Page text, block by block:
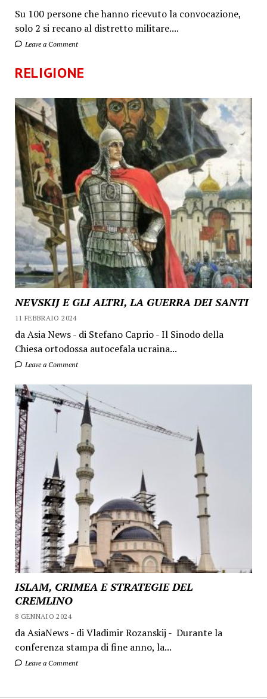
Su 100 persone che hanno ricevuto la convocazione,
solo 2 si recano al distretto militare....
Leave a Comment
RELIGIONE
NEVSKIJ E GLI ALTRI, LA GUERRA DEI SANTI
11 FEBBRAIO 2024
da Asia News - di Stefano Caprio - Il Sinodo della
Chiesa ortodossa autocefala ucraina...
Leave a Comment
ISLAM, CRIMEA E STRATEGIE DEL
CREMLINO
8 GENNAIO 2024
da AsiaNews - di Vladimir Rozanskij - Durante la
conferenza stampa di fine anno, la...
Leave a Comment